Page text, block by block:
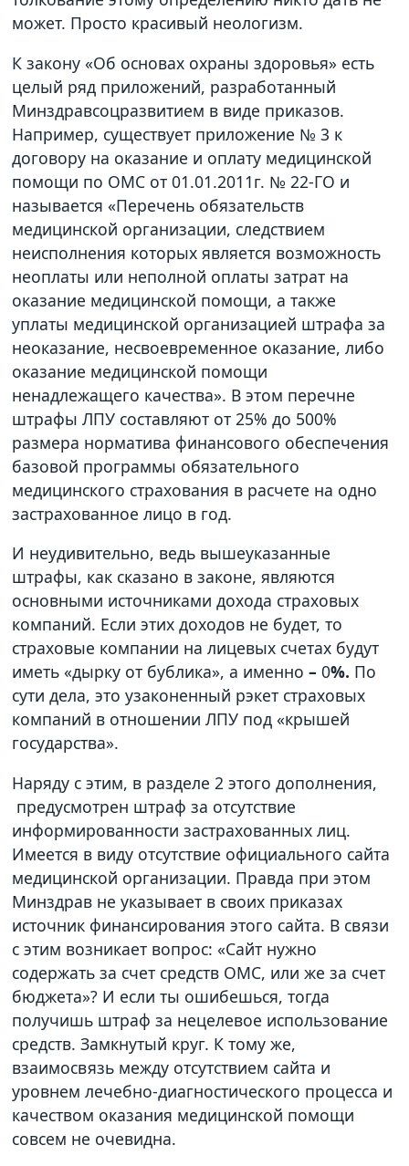
может. Просто красивый неологизм.
К закону «Об основах охраны здоровья» есть
целый ряд приложений, разработанный
Минздравсоцразвитием в виде приказов.
Например, существует приложение № 3 к
договору на оказание и оплату медицинской
помощи по ОМС от 01.01.2011г. № 22-ГО и
называется «Перечень обязательств
медицинской организации, следствием
неисполнения которых является возможность
неоплаты или неполной оплаты затрат на
оказание медицинской помощи, а также
уплаты медицинской организацией штрафа за
неоказание, несвоевременное оказание, либо
оказание медицинской помощи
ненадлежащего качества». В этом перечне
штрафы ЛПУ составляют от 25% до 500%
размера норматива финансового обеспечения
базовой программы обязательного
медицинского страхования в расчете на одно
застрахованное лицо в год.
И неудивительно, ведь вышеуказанные
штрафы, как сказано в законе, являются
основными источниками дохода страховых
компаний. Если этих доходов не будет, то
страховые компании на лицевых счетах будут
иметь «дырку от бублика», а именно–0%. По
сути дела, это узаконенный рэкет страховых
компаний в отношении ЛПУ под «крышей
государства».
Наряду с этим, в разделе 2 этого дополнения,
предусмотрен штраф за отсутствие
информированности застрахованных лиц.
Имеется в виду отсутствие официального сайта
медицинской организации. Правда при этом
Минздрав не указывает в своих приказах
источник финансирования этого сайта. В связи
с этим возникает вопрос: «Сайт нужно
содержать за счет средств ОМС, или же за счет
бюджета»? И если ты ошибешься, тогда
получишь штраф за нецелевое использование
средств. Замкнутый круг. К тому же,
взаимосвязь между отсутствием сайта и
уровнем лечебно-диагностического процесса и
качеством оказания медицинской помощи
совсем не очевидна.